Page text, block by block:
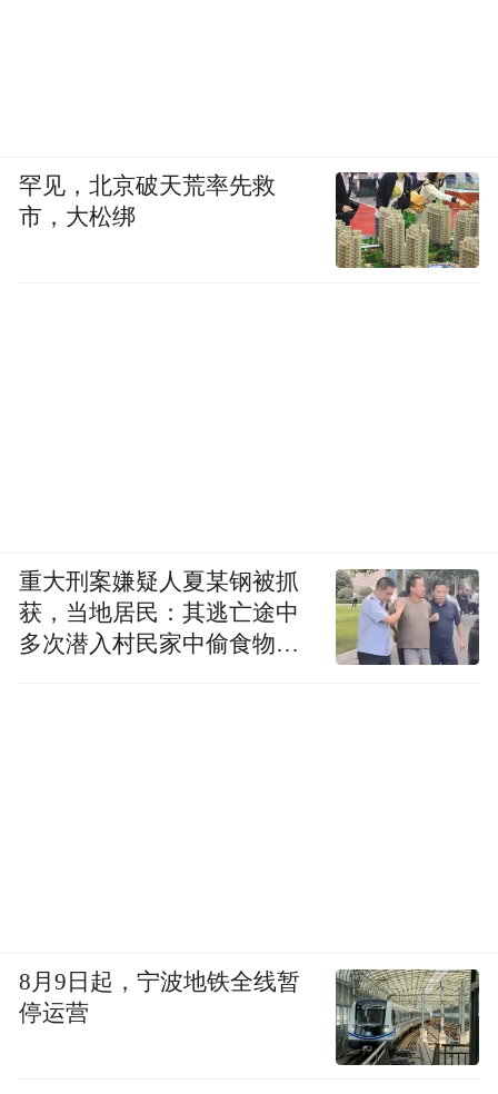
罕见，北京破天荒率先救
市，大松绑
重大刑案嫌疑人夏某钢被抓
获，当地居民：其逃亡途中
多次潜入村民家中偷食物被
8月9日起，宁波地铁全线暂
停运营